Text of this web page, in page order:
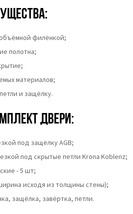
филёнкой;
полотна;
материалов;
и защёлку.
двери:
под защёлку AGB;
под скрытые петли Krona Koblenz;
- 5 шт;
исходя из толщины стены);
защёлка, завёртка, петли.